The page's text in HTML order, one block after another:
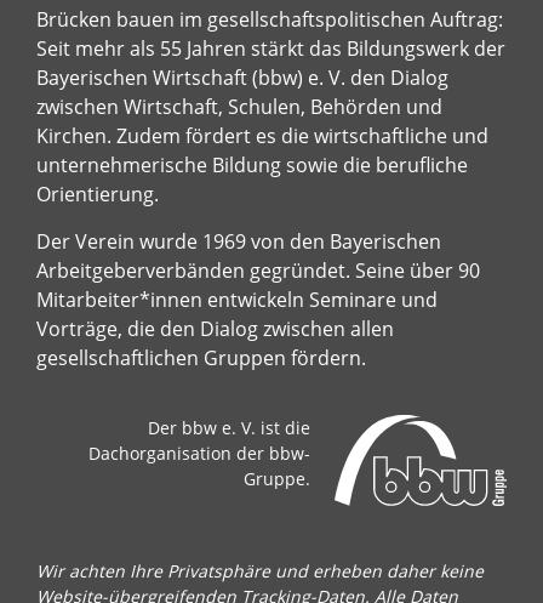
Brücken bauen im gesellschaftspolitischen Auftrag:
Seit mehr als 55 Jahren stärkt das Bildungswerk der
Bayerischen Wirtschaft (bbw) e. V. den Dialog
zwischen Wirtschaft, Schulen, Behörden und
Kirchen. Zudem fördert es die wirtschaftliche und
unternehmerische Bildung sowie die berufliche
Orientierung.
Der Verein wurde 1969 von den Bayerischen
Arbeitgeberverbänden gegründet. Seine über 90
Mitarbeiter*innen entwickeln Seminare und
Vorträge, die den Dialog zwischen allen
gesellschaftlichen Gruppen fördern.
Der bbw e. V. ist die
Dachorganisation der bbw-
Gruppe.
Wir achten Ihre Privatsphäre und erheben daher keine
Website-übergreifenden Tracking-Daten. Alle Daten